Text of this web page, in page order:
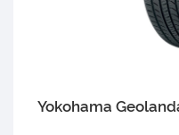
Yokohama